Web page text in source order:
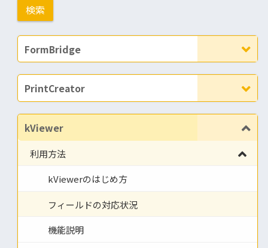
FormBridge
PrintCreator
kViewer
利用方法
kViewerのはじめ方
フィールドの対応状況
機能説明